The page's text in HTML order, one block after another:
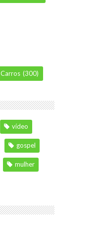
Carros (300)
vídeo
gospel
mulher